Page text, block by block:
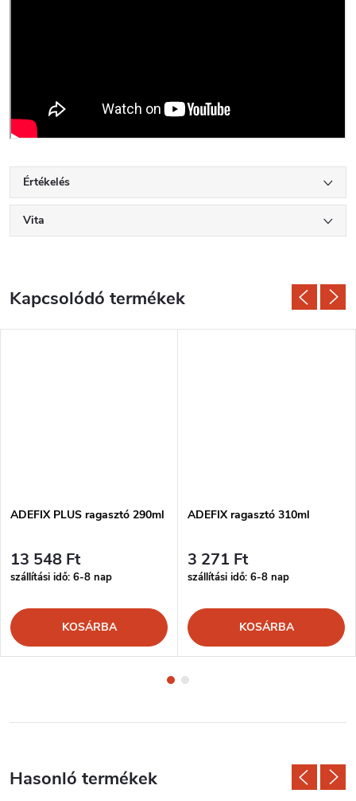
Értékelés
Vita
Kapcsolódó termékek
ADEFIX PLUS ragasztó 290ml
13 548 Ft
szállítási idő: 6-8 nap
KOSÁRBA
ADEFIX ragasztó 310ml
3 271 Ft
szállítási idő: 6-8 nap
KOSÁRBA